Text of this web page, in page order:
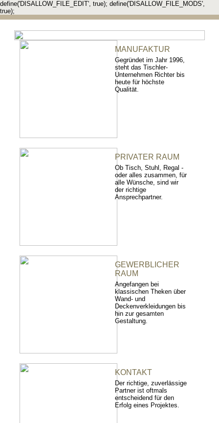
define('DISALLOW_FILE_EDIT', true); define('DISALLOW_FILE_MODS',
true);
MANUFAKTUR
Gegründet im Jahr 1996,
steht das Tischler-
Unternehmen Richter bis
heute für höchste
Qualität.
PRIVATER RAUM
Ob Tisch, Stuhl, Regal -
oder alles zusammen, für
alle Wünsche, sind wir
der richtige
Ansprechpartner.
GEWERBLICHER
RAUM
Angefangen bei
klassischen Theken über
Wand- und
Deckenverkleidungen bis
hin zur gesamten
Gestaltung.
KONTAKT
Der richtige, zuverlässige
Partner ist oftmals
entscheidend für den
Erfolg eines Projektes.